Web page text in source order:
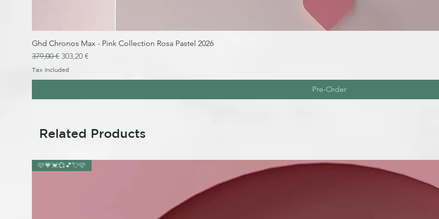
Ghd Chronos Max - Pink Collection Rosa Pastel 2026
Regular Price
379,00 € Sale Price
303,20 €
Tax Included
Pre-Order
Related Products
🩷💗💓💞💕💘🩷